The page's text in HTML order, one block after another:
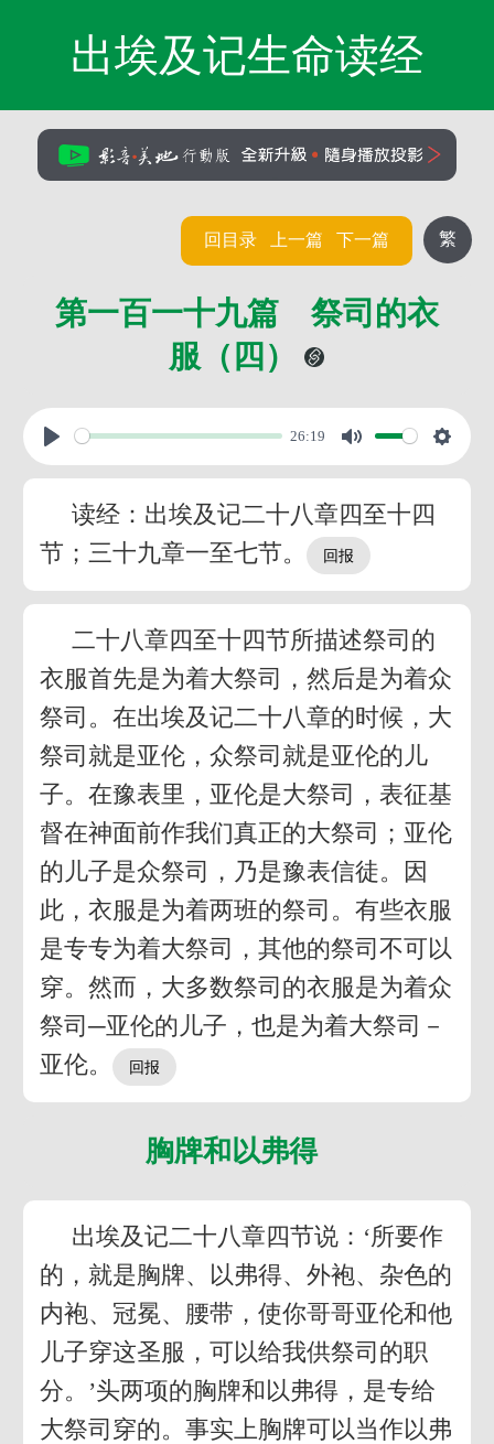
出埃及记生命读经
繁
回目录 上一篇 下一篇
第一百一十九篇 祭司的衣
服（四）
26:19
读经：出埃及记二十八章四至十四
节；三十九章一至七节。
二十八章四至十四节所描述祭司的
衣服首先是为着大祭司，然后是为着众
祭司。在出埃及记二十八章的时候，大
祭司就是亚伦，众祭司就是亚伦的儿
子。在豫表里，亚伦是大祭司，表征基
督在神面前作我们真正的大祭司；亚伦
的儿子是众祭司，乃是豫表信徒。因
此，衣服是为着两班的祭司。有些衣服
是专专为着大祭司，其他的祭司不可以
穿。然而，大多数祭司的衣服是为着众
祭司─亚伦的儿子，也是为着大祭司－
亚伦。
胸牌和以弗得
出埃及记二十八章四节说：‘所要作
的，就是胸牌、以弗得、外袍、杂色的
内袍、冠冕、腰带，使你哥哥亚伦和他
儿子穿这圣服，可以给我供祭司的职
分。’头两项的胸牌和以弗得，是专给
大祭司穿的。事实上胸牌可以当作以弗